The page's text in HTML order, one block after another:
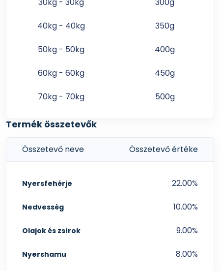
40kg - 40kg 350g
50kg - 50kg 400g
60kg - 60kg 450g
70kg - 70kg 500g
Termék összetevők
Összetevő neve Összetevő értéke
Nyersfehérje 22.00%
Nedvesség 10.00%
Olajok és zsírok 9.00%
Nyershamu 8.00%